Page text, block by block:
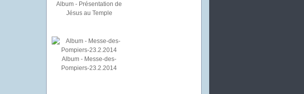
Album - Présentation de
Jésus au Temple
Album - Messe-des-
Pompiers-23.2.2014